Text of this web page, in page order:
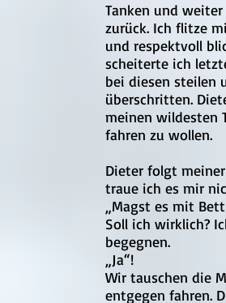
Tanken und
zurück. Ich flitze
und respektvoll
scheiterte ich
bei diesen steilen
überschritten.
meinen wildesten
fahren zu wollen.
Dieter folgt
traue ich es mir
„Magst es mit
Soll ich wirklich?
begegnen.
„Ja“!
Wir tauschen die
entgegen fahren.